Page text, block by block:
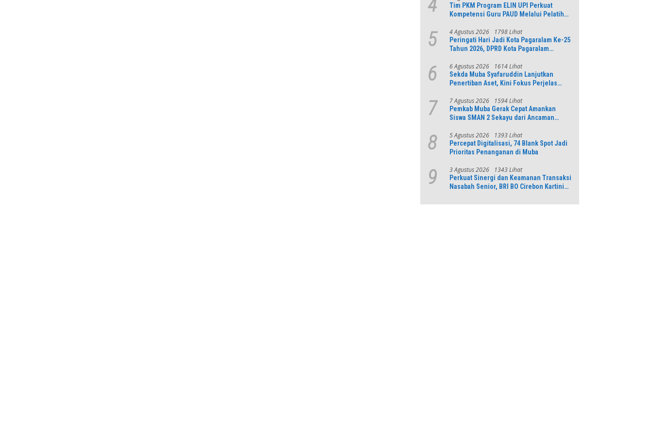
4
Tim PKM Program ELIN UPI Perkuat
Kompetensi Guru PAUD Melalui Pelatihan
Numerasi
5 4 Agustus 2026 1798 Lihat
Peringati Hari Jadi Kota Pagaralam Ke-25
Tahun 2026, DPRD Kota Pagaralam
6 6 Agustus 2026 1614 Lihat
Sekda Muba Syafaruddin Lanjutkan
Penertiban Aset, Kini Fokus Perjelas
7 7 Agustus 2026 1594 Lihat
Pemkab Muba Gerak Cepat Amankan
Siswa SMAN 2 Sekayu dari Ancaman
8 5 Agustus 2026 1393 Lihat
Percepat Digitalisasi, 74 Blank Spot Jadi
Prioritas Penanganan di Muba
9 3 Agustus 2026 1343 Lihat
Perkuat Sinergi dan Keamanan Transaksi
Nasabah Senior, BRI BO Cirebon Kartini